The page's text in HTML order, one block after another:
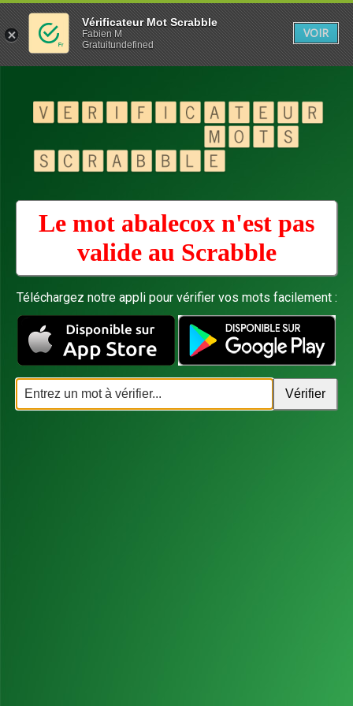
Le mot abalecox n'est pas
valide au Scrabble
Téléchargez notre appli pour vérifier vos mots facilement :
Vérificateur Mot Scrabble
Fabien M
Gratuitundefined
VOIR